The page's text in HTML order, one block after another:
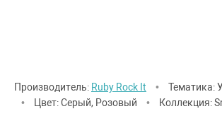
Производитель: Ruby Rock It •
Тематика:
•
Цвет: Серый, Розовый • Коллекция: